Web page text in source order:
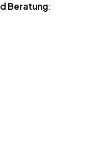
Beratung: